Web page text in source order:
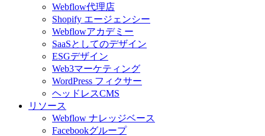
Webflow代理店
Shopify エージェンシー
Webflowアカデミー
SaaSとしてのデザイン
ESGデザイン
Web3マーケティング
WordPress フィクサー
ヘッドレスCMS
リソース
Webflow ナレッジベース
Facebookグループ